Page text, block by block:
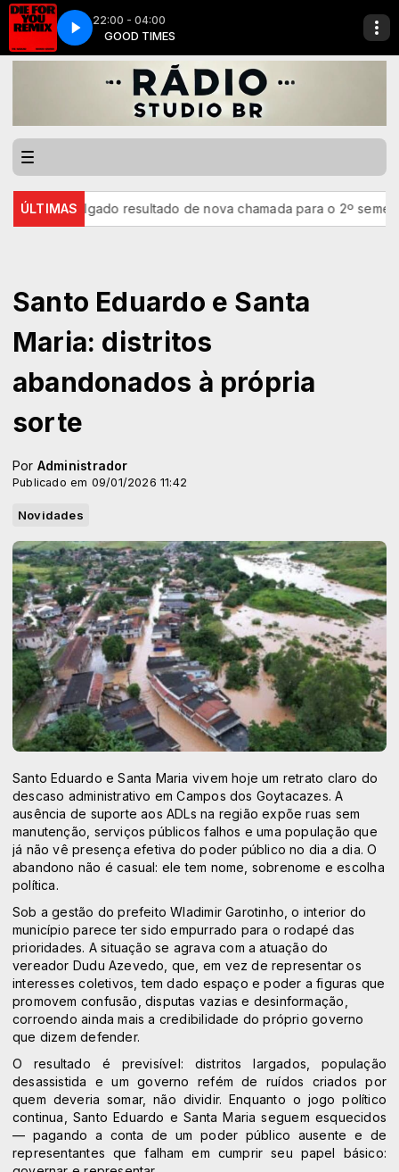
22:00 - 04:00
GOOD TIMES
Lyric Video) (128 kbps)Y2meta.app - The Weeknd, Ariana Grande -
ÚLTIMAS
resultado de nova chamada para o 2º semestre Mega-
Santo Eduardo e Santa
Maria: distritos
abandonados à própria
sorte
Por Administrador
Publicado em 09/01/2026 11:42
Novidades
Santo Eduardo e Santa Maria vivem hoje um retrato claro do
descaso administrativo em Campos dos Goytacazes. A
ausência de suporte aos ADLs na região expõe ruas sem
manutenção, serviços públicos falhos e uma população que
já não vê presença efetiva do poder público no dia a dia. O
abandono não é casual: ele tem nome, sobrenome e escolha
política.
Sob a gestão do prefeito Wladimir Garotinho, o interior do
município parece ter sido empurrado para o rodapé das
prioridades. A situação se agrava com a atuação do
vereador Dudu Azevedo, que, em vez de representar os
interesses coletivos, tem dado espaço e poder a figuras que
promovem confusão, disputas vazias e desinformação,
corroendo ainda mais a credibilidade do próprio governo
que dizem defender.
O resultado é previsível: distritos largados, população
desassistida e um governo refém de ruídos criados por
quem deveria somar, não dividir. Enquanto o jogo político
continua, Santo Eduardo e Santa Maria seguem esquecidos
— pagando a conta de um poder público ausente e de
representantes que falham em cumprir seu papel básico: